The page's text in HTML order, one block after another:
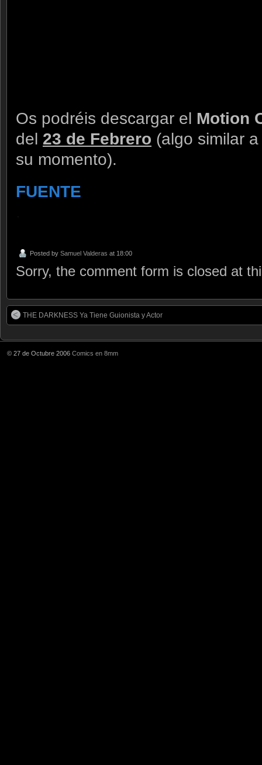
Os podréis descargar el Motion
del 23 de Febrero (algo similar
su momento).
FUENTE
Posted by Samuel Valderas at 18:00
Sorry, the comment form is closed at
THE DARKNESS Ya Tiene Guionista y Actor
© 27 de Octubre 2006 Comics en 8mm